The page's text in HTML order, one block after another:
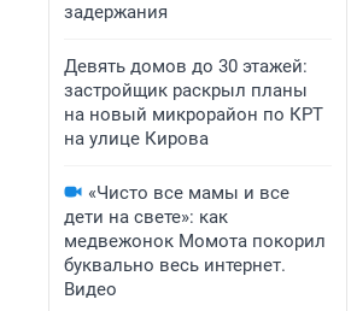
задержания
Девять домов до 30 этажей:
застройщик раскрыл планы
на новый микрорайон по КРТ
на улице Кирова
«Чисто все мамы и все
дети на свете»: как
медвежонок Момота покорил
буквально весь интернет.
Видео